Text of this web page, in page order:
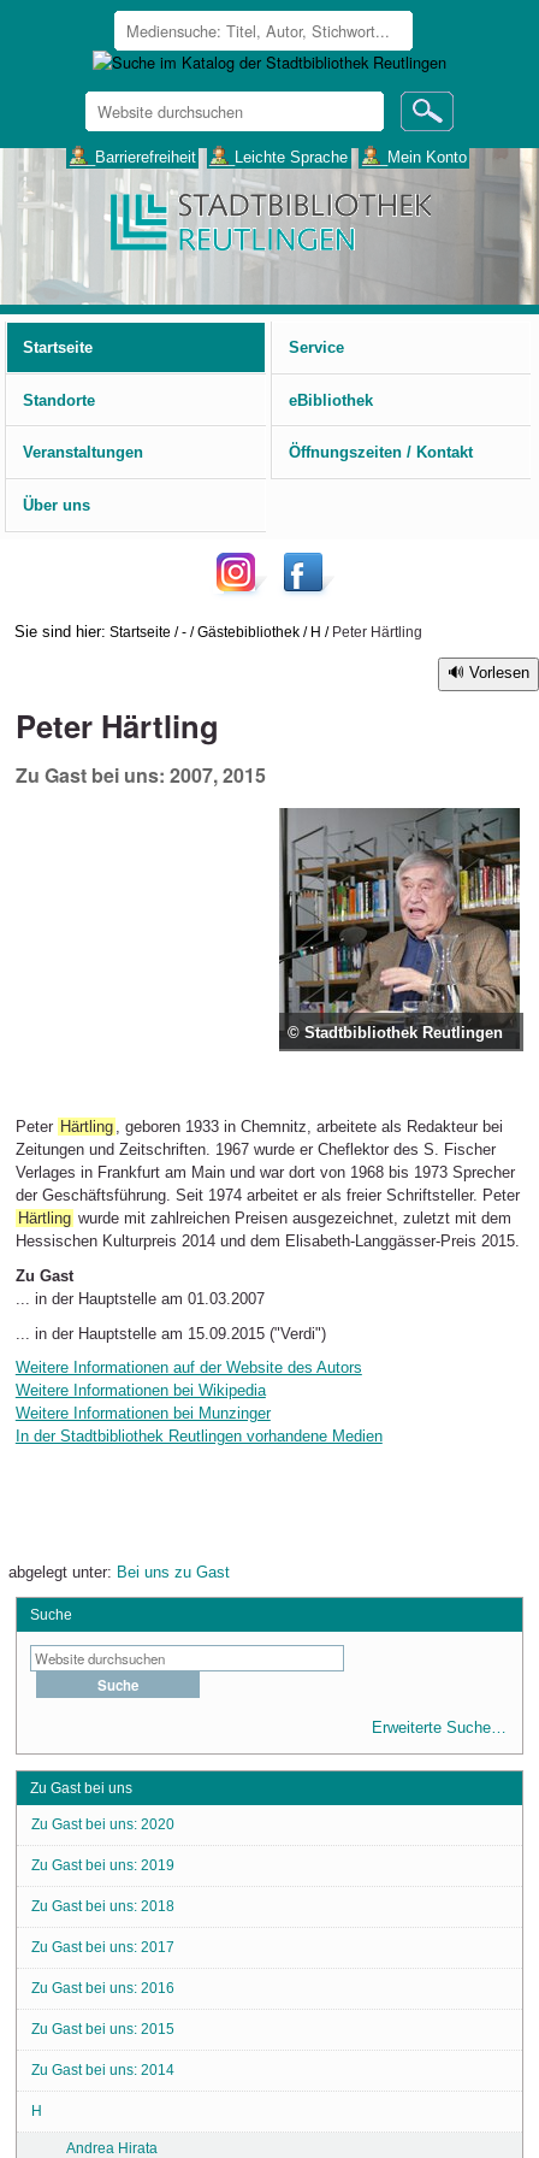
Website
durchsuchen
___Barrierefreiheit ___Leichte Sprache ___Mein Konto
Startseite
Service
Standorte eBibliothek
Veranstaltungen Öffnungszeiten / Kontakt
Über uns
Sie sind hier: Startseite /- /Gästebibliothek / H / Peter Härtling
Vorlesen
Peter Härtling
Zu Gast bei uns: 2007, 2015
© Stadtbibliothek Reutlingen
Peter Härtling , geboren 1933 in Chemnitz, arbeitete als Redakteur bei
Zeitungen und Zeitschriften. 1967 wurde er Cheflektor des S. Fischer
Verlages in Frankfurt am Main und war dort von 1968 bis 1973 Sprecher
der Geschäftsführung. Seit 1974 arbeitet er als freier Schriftsteller. Peter
Härtling wurde mit zahlreichen Preisen ausgezeichnet, zuletzt mit dem
Hessischen Kulturpreis 2014 und dem Elisabeth-Langgässer-Preis 2015.
Zu Gast
... in der Hauptstelle am 01.03.2007
... in der Hauptstelle am 15.09.2015 ("Verdi")
Weitere Informationen auf der Website des Autors
Weitere Informationen bei Wikipedia
Weitere Informationen bei Munzinger
In der Stadtbibliothek Reutlingen vorhandene Medien
abgelegt unter: Bei uns zu Gast
Suche
Erweiterte Suche…
Zu Gast bei uns
Zu Gast bei uns: 2020
Zu Gast bei uns: 2019
Zu Gast bei uns: 2018
Zu Gast bei uns: 2017
Zu Gast bei uns: 2016
Zu Gast bei uns: 2015
Zu Gast bei uns: 2014
H
Andrea Hirata